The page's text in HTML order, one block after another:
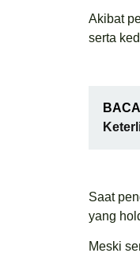
Akibat
serta
Saat
yang
Meski